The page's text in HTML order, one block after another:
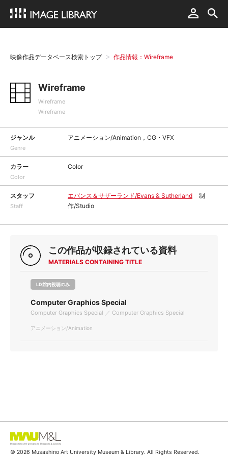
映像作品データベース検索トップ 作品情報：Wireframe
Wireframe
Wireframe
Wireframe
ジャンル
Genre
アニメーション/Animation，CG・VFX
カラー
Color
Color
スタッフ
Staff
エバンス＆サザーランド/Evans & Sutherland
制
作/Studio
この作品が収録されている資料
MATERIALS CONTAINING TITLE
LD館内視聴のみ
Computer Graphics Special
Computer Graphics Special ／ Computer Graphics Special
アニメーション/Animation
© 2026 Musashino Art University Museum & Library. All Rights Reserved.